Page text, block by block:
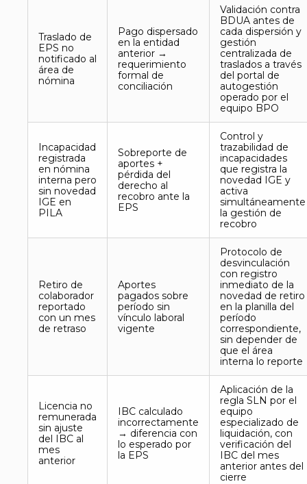
Traslado de
EPS no
notificado al
área de
nómina
Pago dispersado
en la entidad
anterior →
requerimiento
formal de
conciliación
Validación contra
BDUA antes de
cada dispersión y
gestión
centralizada de
traslados a través
del portal de
autogestión
operado por el
equipo BPO
Incapacidad
registrada
en nómina
interna pero
sin novedad
IGE en
PILA
Sobreporte de
aportes +
pérdida del
derecho al
recobro ante la
EPS
Control y
trazabilidad de
incapacidades
que registra la
novedad IGE y
activa
simultáneamente
la gestión de
recobro
Retiro de
colaborador
reportado
con un mes
de retraso
Aportes
pagados sobre
período sin
vínculo laboral
vigente
Protocolo de
desvinculación
con registro
inmediato de la
novedad de retiro
en la planilla del
período
correspondiente,
sin depender de
que el área
interna lo reporte
Licencia no
remunerada
sin ajuste
del IBC al
mes
anterior
IBC calculado
incorrectamente
→ diferencia con
lo esperado por
la EPS
Aplicación de la
regla SLN por el
equipo
especializado de
liquidación, con
verificación del
IBC del mes
anterior antes del
cierre